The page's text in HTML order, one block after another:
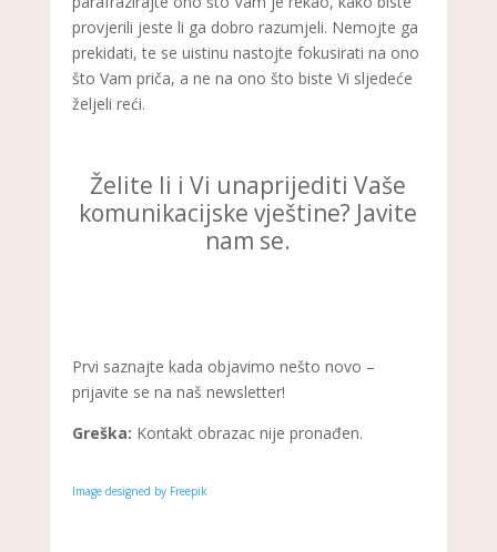
provjerili jeste li ga dobro razumjeli. Nemojte ga
prekidati, te se uistinu nastojte fokusirati na ono
što Vam priča, a ne na ono što biste Vi sljedeće
željeli reći.
Želite li i Vi unaprijediti Vaše
komunikacijske vještine? Javite
nam se.
Prvi saznajte kada objavimo nešto novo –
prijavite se na naš newsletter!
Greška: Kontakt obrazac nije pronađen.
Image designed by Freepik